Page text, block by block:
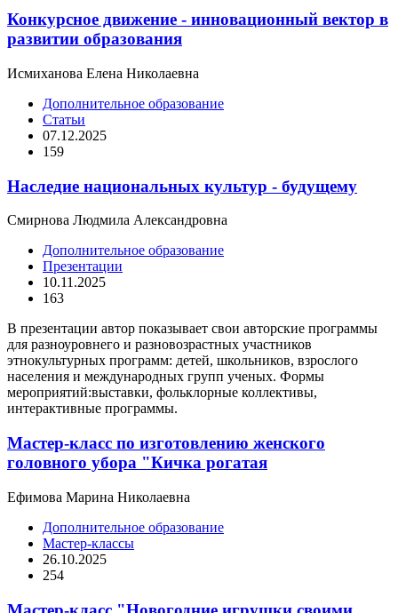
Конкурсное движение - инновационный вектор в
развитии образования
Исмиханова Елена Николаевна
Дополнительное образование
Статьи
07.12.2025
159
Наследие национальных культур - будущему
Смирнова Людмила Александровна
Дополнительное образование
Презентации
10.11.2025
163
В презентации автор показывает свои авторские программы
для разноуровнего и разновозрастных участников
этнокультурных программ: детей, школьников, взрослого
населения и международных групп ученых. Формы
мероприятий:выставки, фольклорные коллективы,
интерактивные программы.
Мастер-класс по изготовлению женского
головного убора "Кичка рогатая
Ефимова Марина Николаевна
Дополнительное образование
Мастер-классы
26.10.2025
254